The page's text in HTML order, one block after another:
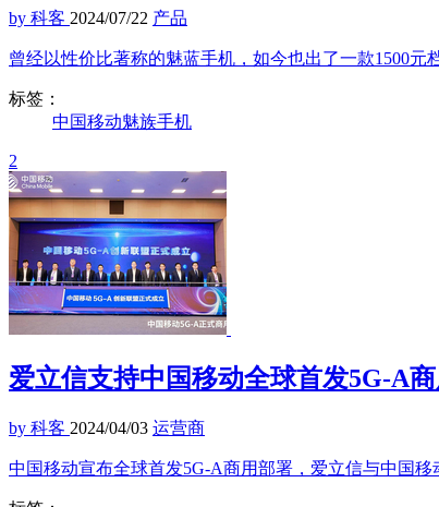
by 科客 2024/07/22 产品
曾经以性价比著称的魅蓝手机，如今也出了一款1500元
标签：
中国移动魅族手机
2
爱立信支持中国移动全球首发5G-A
by 科客 2024/04/03 运营商
中国移动宣布全球首发5G-A商用部署，爱立信与中国移